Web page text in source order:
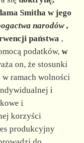
Smitha w jego
narodów,
państwa,
podatków, w
on, że stosunki
ramach wolności
i
i
korzyści
produkcyjny